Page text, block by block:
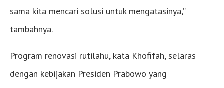
sama kita mencari solusi untuk mengatasinya,”
tambahnya.
Program renovasi rutilahu, kata Khofifah, selaras
dengan kebijakan Presiden Prabowo yang